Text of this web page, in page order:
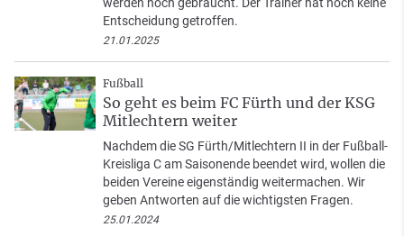
werden noch gebraucht. Der Trainer hat noch keine
Entscheidung getroffen.
21.01.2025
Fußball
So geht es beim FC Fürth und der KSG
Mitlechtern weiter
Nachdem die SG Fürth/Mitlechtern II in der Fußball-
Kreisliga C am Saisonende beendet wird, wollen die
beiden Vereine eigenständig weitermachen. Wir
geben Antworten auf die wichtigsten Fragen.
25.01.2024